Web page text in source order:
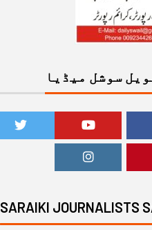
سوشل میڈیا
SARAIKI JOURNALISTS